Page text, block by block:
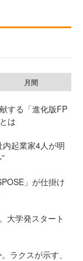
月間
する「進化版FP
は
内起業家4人が明
」が仕掛け
大学発スタート
ラクスが示す、